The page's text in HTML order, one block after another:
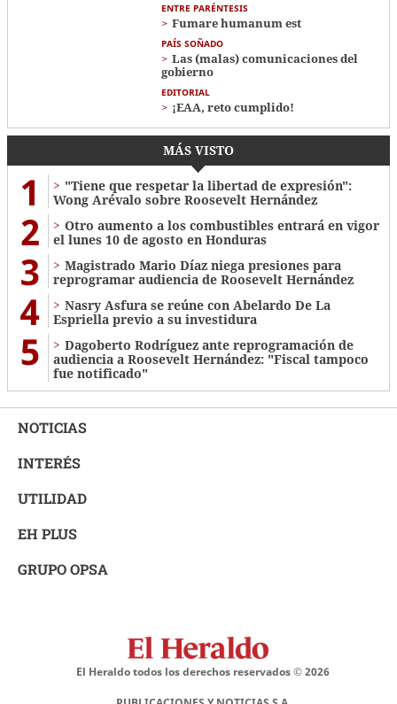
ENTRE PARÉNTESIS
Fumare humanum est
PAÍS SOÑADO
Las (malas) comunicaciones del
gobierno
EDITORIAL
¡EAA, reto cumplido!
MÁS VISTO
1
"Tiene que respetar la libertad de expresión":
Wong Arévalo sobre Roosevelt Hernández
2
Otro aumento a los combustibles entrará en vigor
el lunes 10 de agosto en Honduras
3
Magistrado Mario Díaz niega presiones para
reprogramar audiencia de Roosevelt Hernández
4
Nasry Asfura se reúne con Abelardo De La
Espriella previo a su investidura
5
Dagoberto Rodríguez ante reprogramación de
audiencia a Roosevelt Hernández: "Fiscal tampoco
fue notificado"
NOTICIAS
INTERÉS
UTILIDAD
EH PLUS
GRUPO OPSA
El Heraldo todos los derechos reservados ©2026